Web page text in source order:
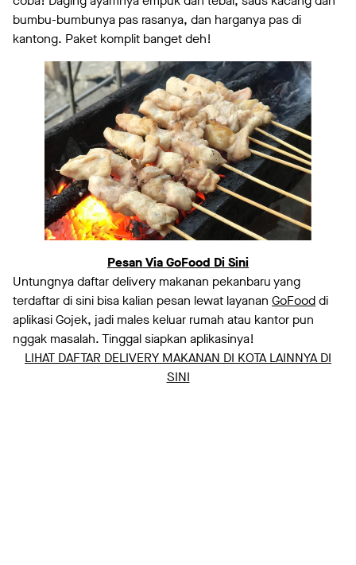
bumbu-bumbunya pas rasanya, dan harganya pas di
kantong. Paket komplit banget deh!
Pesan Via GoFood Di Sini
Untungnya daftar delivery makanan pekanbaru yang
terdaftar di sini bisa kalian pesan lewat layanan GoFooddi
aplikasi Gojek, jadi males keluar rumah atau kantor pun
nggak masalah. Tinggal siapkan aplikasinya!
LIHAT DAFTAR DELIVERY MAKANAN DI KOTA LAINNYA DI
SINI